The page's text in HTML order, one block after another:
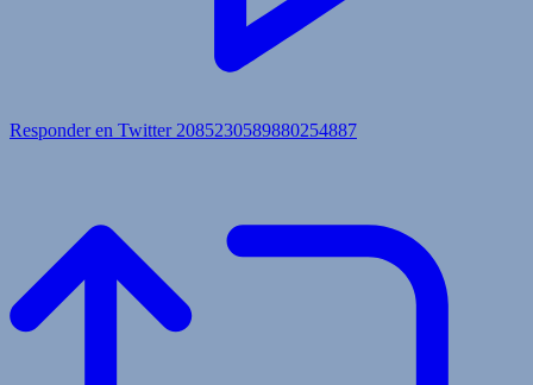
Responder en Twitter 2085230589880254887